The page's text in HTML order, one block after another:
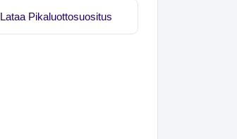
Lataa Pikaluottosuositus